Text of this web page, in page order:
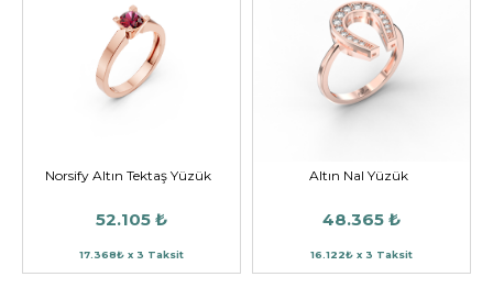
Norsify Altın Tektaş Yüzük
52.105 ₺
17.368₺ x 3 Taksit
Altın Nal Yüzük
48.365 ₺
16.122₺ x 3 Taksit